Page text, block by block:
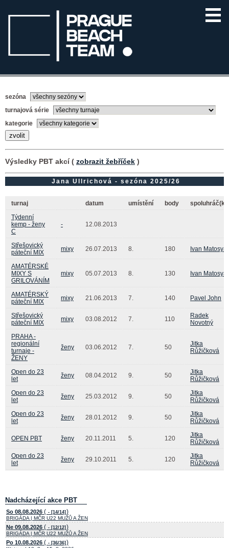
sezóna
turnajová série
kategorie
Výsledky PBT akcí ( zobrazit žebříček )
Jana Ullrichová - sezóna 2025/26
turnaj datum umístění body
Týdenní
kemp - ženy
C
- 12.08.2013
Střešovický
páteční MIX
mixy 26.07.2013 8. 180 Ivan
AMATÉRSKÉ
MIXY S
GRILOVÁNÍM
mixy 05.07.2013 8. 130 Ivan
AMATÉRSKÝ
páteční MIX
mixy 21.06.2013 7. 140 Pavel John
Střešovický
páteční MIX
mixy 03.08.2012 7. 110
Radek
Novotný
PRAHA -
regionální
turnaje -
ŽENY
ženy 03.06.2012 7. 50
Jitka
Růžičková
Open do 23
let
ženy 08.04.2012 9. 50
Jitka
Růžičková
Open do 23
let
ženy 25.03.2012 9. 50
Jitka
Růžičková
Open do 23
let
ženy 28.01.2012 9. 50
Jitka
Růžičková
OPEN PBT ženy 20.11.2011 5. 120
Jitka
Růžičková
Open do 23
let
ženy 29.10.2011 5. 120
Jitka
Růžičková
Nadcházející akce PBT
So 08.08.2026 ( - [14/14] )
BRIGÁDA | MČR U22 MUŽŮ A ŽEN
Ne 09.08.2026 ( - [12/12] )
BRIGÁDA | MČR U22 MUŽŮ A ŽEN
Po 10.08.2026 ( - [36/36] )